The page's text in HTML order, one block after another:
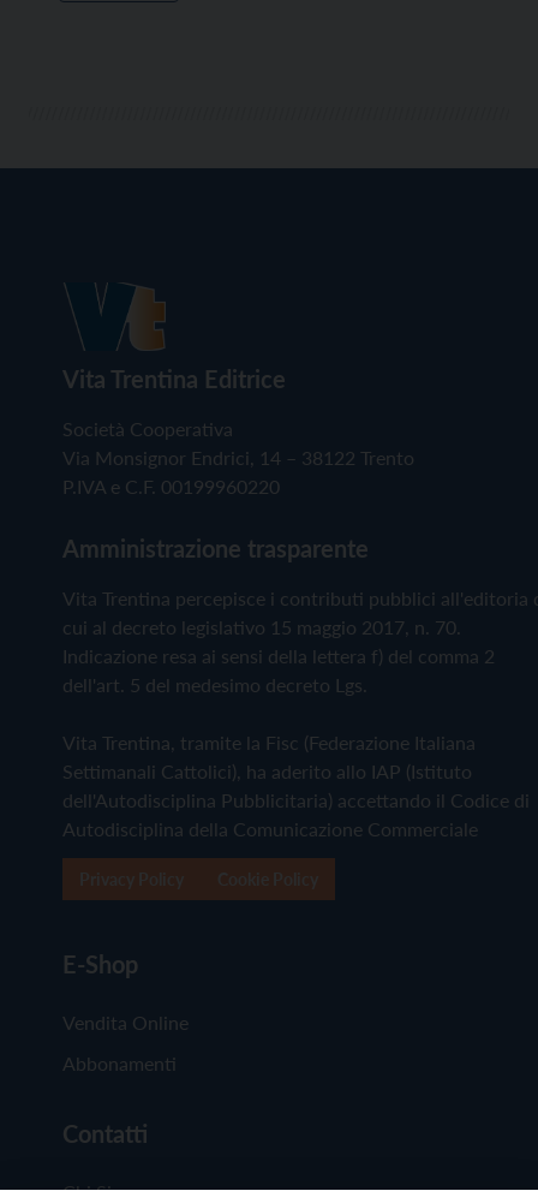
Vita Trentina Editrice
Società Cooperativa
Via Monsignor Endrici, 14 – 38122 Trento
P.IVA e C.F. 00199960220
Amministrazione trasparente
Vita Trentina percepisce i contributi pubblici all'editoria
cui al decreto legislativo 15 maggio 2017, n. 70.
Indicazione resa ai sensi della lettera f) del comma 2
dell'art. 5 del medesimo decreto Lgs.
Vita Trentina, tramite la Fisc (Federazione Italiana
Settimanali Cattolici), ha aderito allo IAP (Istituto
dell'Autodisciplina Pubblicitaria) accettando il Codice di
Autodisciplina della Comunicazione Commerciale
E-Shop
Vendita Online
Abbonamenti
Contatti
Chi Siamo